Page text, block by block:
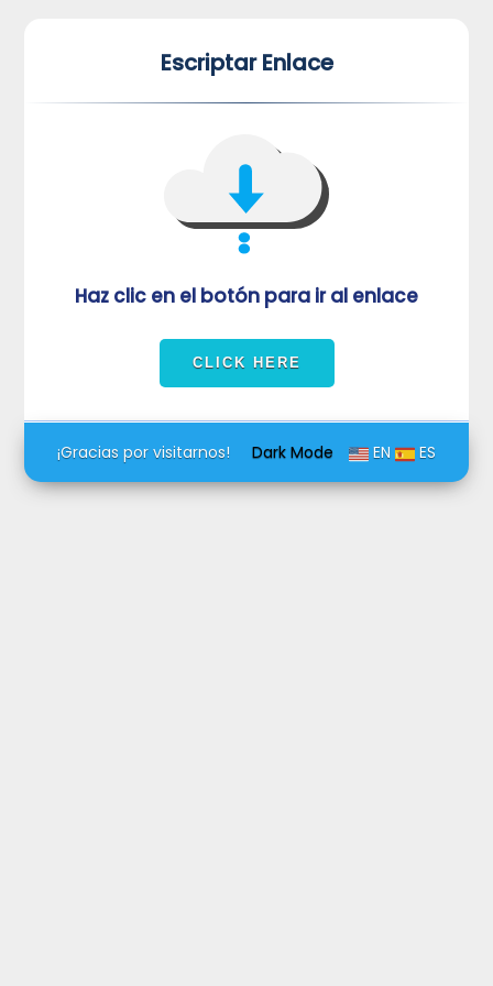
Escriptar Enlace
Haz clic en el botón para ir al enlace
Dark Mode EN ES
¡Gracias por visitarnos!
VUVORmRFeFRNVlJrUjBZd1kza3dkRkJuUFQwPQ==